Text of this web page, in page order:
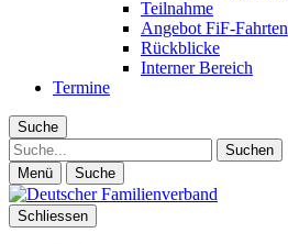
Teilnahme
Angebot FiF-Fahrten
Rückblicke
Interner Bereich
Termine
Suche
Suche
Menü Suche
Schliessen